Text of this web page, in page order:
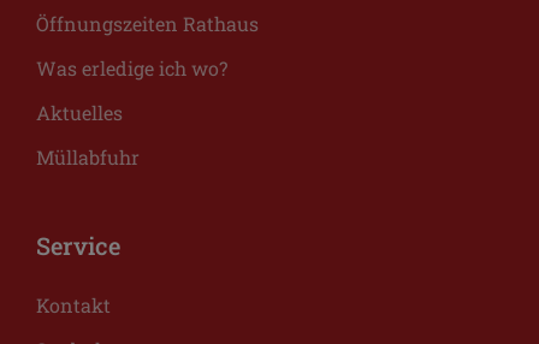
Öffnungszeiten Rathaus
Was erledige ich wo?
Aktuelles
Müllabfuhr
Service
Kontakt